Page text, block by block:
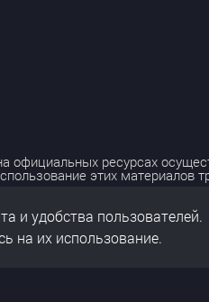
ресурсах
этих материалов
и удобства пользователей.
на их использование.